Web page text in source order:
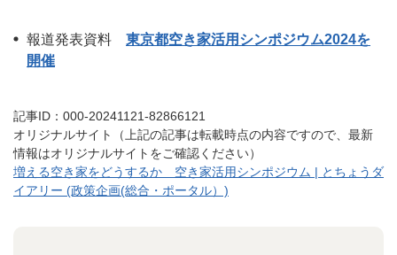
報道発表資料 東京都空き家活用シンポジウム2024を
開催
記事ID：000-20241121-82866121
オリジナルサイト（上記の記事は転載時点の内容ですので、最新
情報はオリジナルサイトをご確認ください）
増える空き家をどうするか 空き家活用シンポジウム | とちょうダ
イアリー (政策企画(総合・ポータル）)